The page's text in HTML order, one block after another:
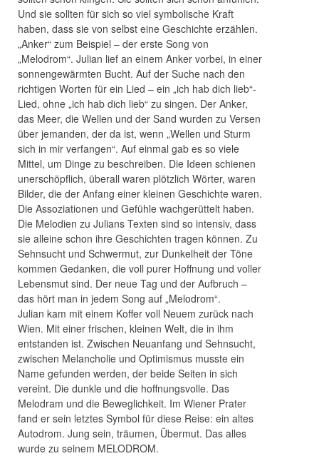
Und sie sollten für sich so viel symbolische Kraft
haben, dass sie von selbst eine Geschichte erzählen.
„Anker“ zum Beispiel – der erste Song von
„Melodrom“. Julian lief an einem Anker vorbei, in einer
sonnengewärmten Bucht. Auf der Suche nach den
richtigen Worten für ein Lied – ein „ich hab dich lieb“-
Lied, ohne „ich hab dich lieb“ zu singen. Der Anker,
das Meer, die Wellen und der Sand wurden zu Versen
über jemanden, der da ist, wenn „Wellen und Sturm
sich in mir verfangen“. Auf einmal gab es so viele
Mittel, um Dinge zu beschreiben. Die Ideen schienen
unerschöpflich, überall waren plötzlich Wörter, waren
Bilder, die der Anfang einer kleinen Geschichte waren.
Die Assoziationen und Gefühle wachgerüttelt haben.
Die Melodien zu Julians Texten sind so intensiv, dass
sie alleine schon ihre Geschichten tragen können. Zu
Sehnsucht und Schwermut, zur Dunkelheit der Töne
kommen Gedanken, die voll purer Hoffnung und voller
Lebensmut sind. Der neue Tag und der Aufbruch –
das hört man in jedem Song auf „Melodrom“.
Julian kam mit einem Koffer voll Neuem zurück nach
Wien. Mit einer frischen, kleinen Welt, die in ihm
entstanden ist. Zwischen Neuanfang und Sehnsucht,
zwischen Melancholie und Optimismus musste ein
Name gefunden werden, der beide Seiten in sich
vereint. Die dunkle und die hoffnungsvolle. Das
Melodram und die Beweglichkeit. Im Wiener Prater
fand er sein letztes Symbol für diese Reise: ein altes
Autodrom. Jung sein, träumen, Übermut. Das alles
wurde zu seinem MELODROM.